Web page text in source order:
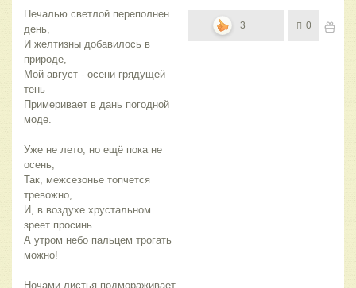
Печалью светлой переполнен
день,
И желтизны добавилось в
природе,
Мой август - осени грядущей
тень
Примеривает в дань погодной
моде.
Уже не лето, но ещё пока не
осень,
Так, межсезонье топчется
тревожно,
И, в воздухе хрустальном
зреет просинь
А утром небо пальцем трогать
можно!
Ночами листья подмораживает
3 0